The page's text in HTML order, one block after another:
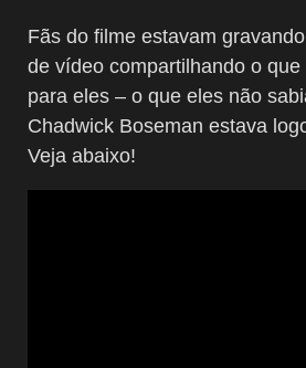
Fãs do filme estavam
de vídeo compartilhando o
para eles – o que eles não
Chadwick Boseman estava
Veja abaixo!